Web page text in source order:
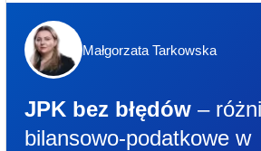
Małgorzata Tarkowska
JPK bez błędów –
bilansowo-podatkowe w